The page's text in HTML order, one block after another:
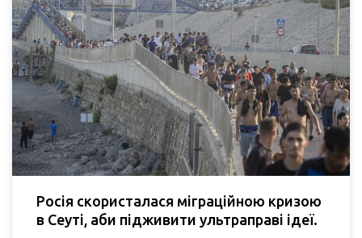
Росія скористалася міграційною кризою
в Сеуті, аби підживити ультраправі ідеї.